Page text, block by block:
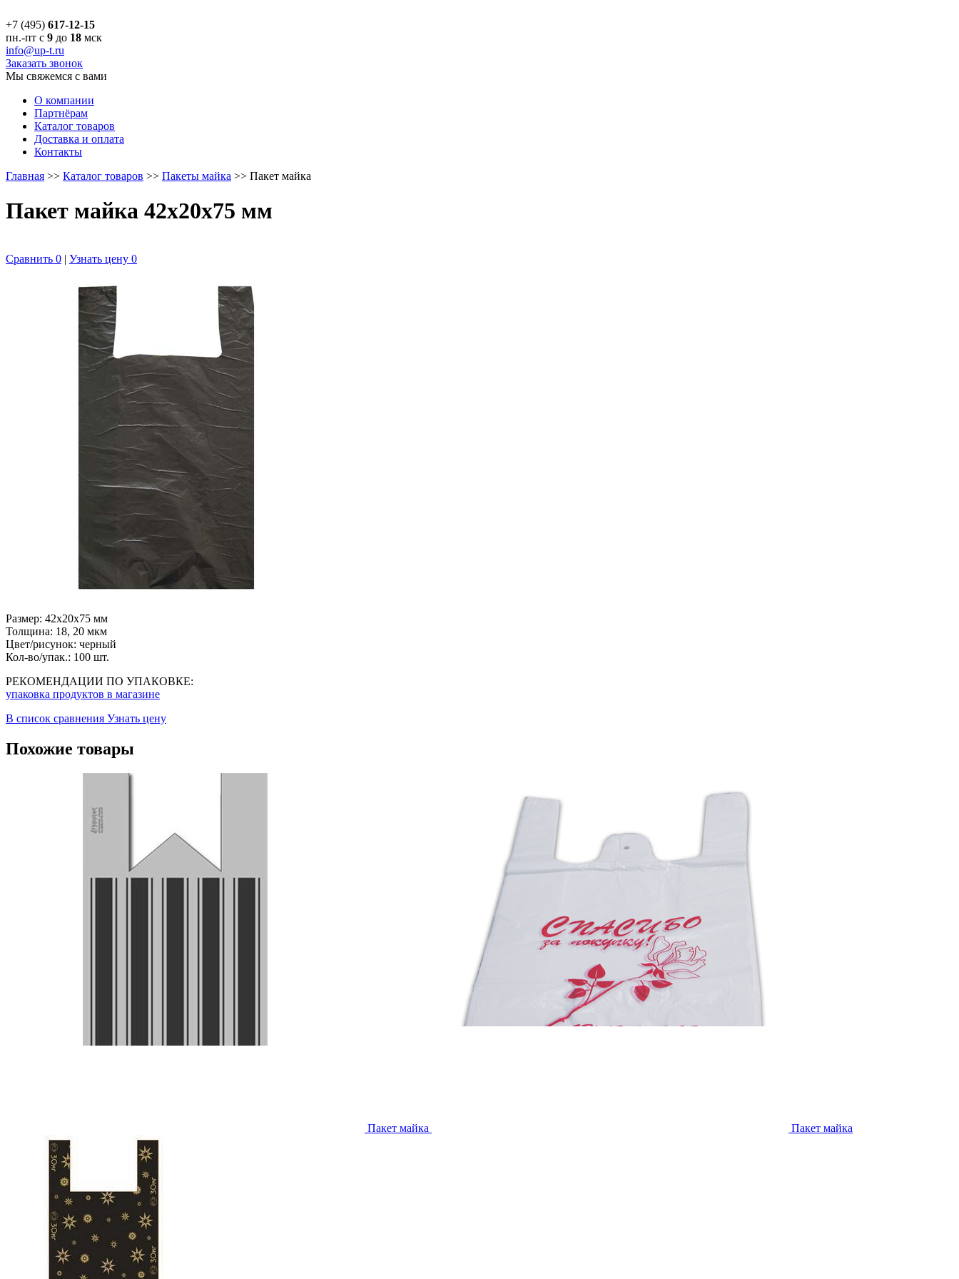
+7 (495) 617-12-15
пн.-пт с 9 до 18 мск
info@up-t.ru
Заказать звонок
Мы свяжемся с вами
О компании
Партнёрам
Каталог товаров
Доставка и оплата
Контакты
Главная >> Каталог товаров >> Пакеты майка >> Пакет майка
Пакет майка 42х20х75 мм
Сравнить 0 | Узнать цену 0
Размер: 42x20x75 мм
Толщина: 18, 20 мкм
Цвет/рисунок: черный
Кол-во/упак.: 100 шт.
РЕКОМЕНДАЦИИ ПО УПАКОВКЕ:
упаковка продуктов в магазине
В список сравнения Узнать цену
Похожие товары
Пакет майка Пакет майка